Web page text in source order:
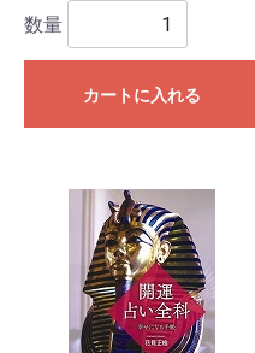
数量
カートに入れる